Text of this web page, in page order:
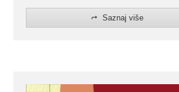
Saznaj više